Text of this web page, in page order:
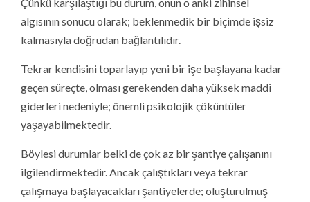
algısının sonucu olarak; beklenmedik bir biçimde işsiz
kalmasıyla doğrudan bağlantılıdır.
Tekrar kendisini toparlayıp yeni bir işe başlayana kadar
geçen süreçte, olması gerekenden daha yüksek maddi
giderleri nedeniyle; önemli psikolojik çöküntüler
yaşayabilmektedir.
Böylesi durumlar belki de çok az bir şantiye çalışanını
ilgilendirmektedir. Ancak çalıştıkları veya tekrar
çalışmaya başlayacakları şantiyelerde; oluşturulmuş